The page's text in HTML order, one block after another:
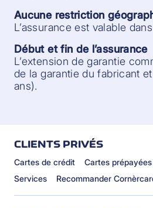
Aucune restriction
L’assurance est valable
Début et fin de l’assurance
L’extension de garantie
de la garantie du fabricant
ans).
CLIENTS PRIVÉS
Cartes de crédit Cartes prépayées
Services
Recommander